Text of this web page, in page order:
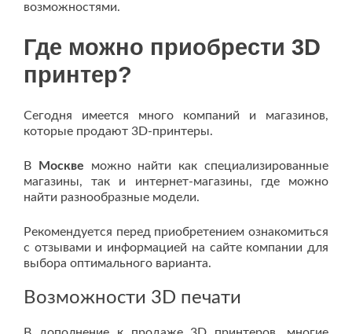
возможностями.
Где можно приобрести 3D
принтер?
Сегодня имеется много компаний и магазинов,
которые продают 3D-принтеры.
В Москве можно найти как специализированные
магазины, так и интернет-магазины, где можно
найти разнообразные модели.
Рекомендуется перед приобретением ознакомиться
с отзывами и информацией на сайте компании для
выбора оптимального варианта.
Возможности 3D печати